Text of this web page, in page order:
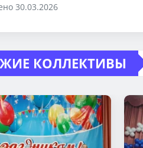
30.03.2026
КОЛЛЕКТИВЫ